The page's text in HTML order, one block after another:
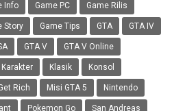
Info Game PC Game Rilis
Story Game Tips GTA GTA IV
GTA V GTA V Online
Karakter Klasik Konsol
Rich Misi GTA 5 Nintendo
Pokemon Go San Andreas